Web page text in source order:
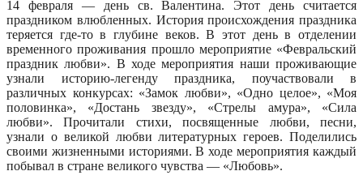
14 февраля — день св. Валентина. Этот день считается
праздником влюбленных. История происхождения праздника
теряется где-то в глубине веков. В этот день в отделении
временного проживания прошло мероприятие «Февральский
праздник любви». В ходе мероприятия наши проживающие
узнали историю-легенду праздника, поучаствовали в
различных конкурсах: «Замок любви», «Одно целое», «Моя
половинка», «Достань звезду», «Стрелы амура», «Сила
любви». Прочитали стихи, посвященные любви, песни,
узнали о великой любви литературных героев. Поделились
своими жизненными историями. В ходе мероприятия каждый
побывал в стране великого чувства — «Любовь».